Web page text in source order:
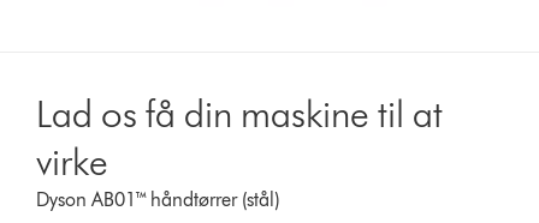
Lad os få din maskine til at
virke
Dyson AB01™ håndtørrer (stål)